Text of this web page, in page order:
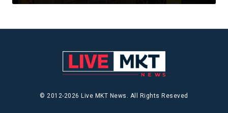
© 2012-2026 Live MKT News. All Rights Reseved